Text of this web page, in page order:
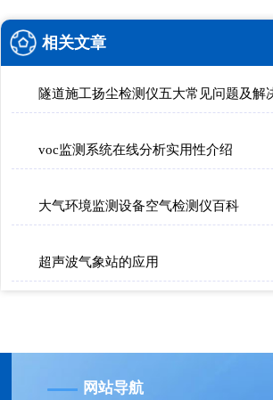
相关文章
voc监测系统在线分析实用性介绍
大气环境监测设备空气检测仪百科
超声波气象站的应用
网站导航